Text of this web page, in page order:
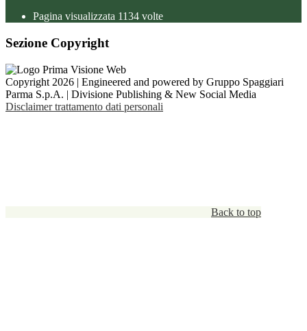
Pagina visualizzata 1134 volte
Sezione Copyright
Copyright 2026 | Engineered and powered by Gruppo Spaggiari
Parma S.p.A. | Divisione Publishing & New Social Media
Disclaimer trattamento dati personali
Back to top